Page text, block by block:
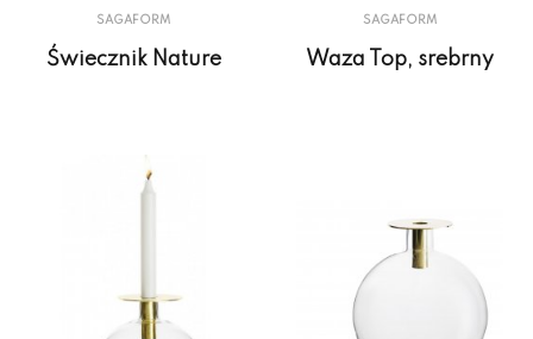
SAGAFORM
Świecznik Nature
SAGAFORM
Waza Top, srebrny